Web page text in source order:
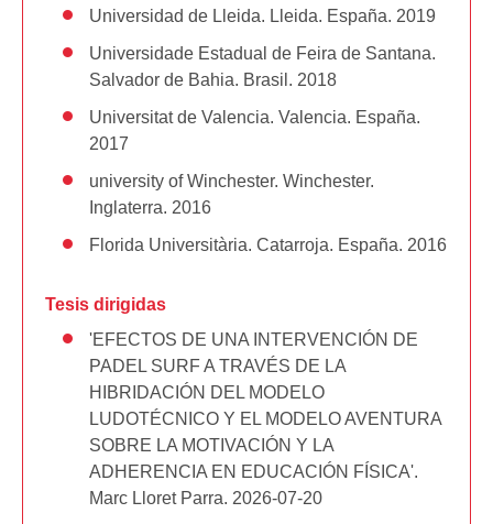
Universidad de Lleida. Lleida. España. 2019
Universidade Estadual de Feira de Santana.
Salvador de Bahia. Brasil. 2018
Universitat de Valencia. Valencia. España.
2017
university of Winchester. Winchester.
Inglaterra. 2016
Florida Universitària. Catarroja. España. 2016
Tesis dirigidas
'EFECTOS DE UNA INTERVENCIÓN DE
PADEL SURF A TRAVÉS DE LA
HIBRIDACIÓN DEL MODELO
LUDOTÉCNICO Y EL MODELO AVENTURA
SOBRE LA MOTIVACIÓN Y LA
ADHERENCIA EN EDUCACIÓN FÍSICA'.
Marc Lloret Parra. 2026-07-20